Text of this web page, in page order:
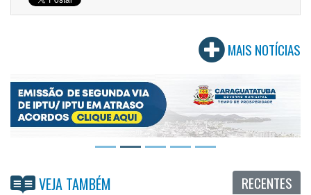
MAIS NOTÍCIAS
VEJA TAMBÉM RECENTES